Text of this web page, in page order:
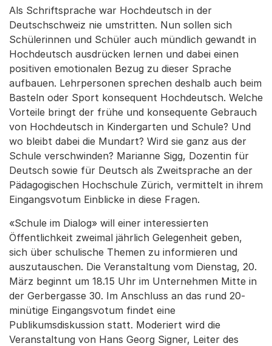
Als Schriftsprache war Hochdeutsch in der
Deutschschweiz nie umstritten. Nun sollen sich
Schülerinnen und Schüler auch mündlich gewandt in
Hochdeutsch ausdrücken lernen und dabei einen
positiven emotionalen Bezug zu dieser Sprache
aufbauen. Lehrpersonen sprechen deshalb auch beim
Basteln oder Sport konsequent Hochdeutsch. Welche
Vorteile bringt der frühe und konsequente Gebrauch
von Hochdeutsch in Kindergarten und Schule? Und
wo bleibt dabei die Mundart? Wird sie ganz aus der
Schule verschwinden? Marianne Sigg, Dozentin für
Deutsch sowie für Deutsch als Zweitsprache an der
Pädagogischen Hochschule Zürich, vermittelt in ihrem
Eingangsvotum Einblicke in diese Fragen.
«Schule im Dialog» will einer interessierten
Öffentlichkeit zweimal jährlich Gelegenheit geben,
sich über schulische Themen zu informieren und
auszutauschen. Die Veranstaltung vom Dienstag, 20.
März beginnt um 18.15 Uhr im Unternehmen Mitte in
der Gerbergasse 30. Im Anschluss an das rund 20-
minütige Eingangsvotum findet eine
Publikumsdiskussion statt. Moderiert wird die
Veranstaltung von Hans Georg Signer, Leiter des